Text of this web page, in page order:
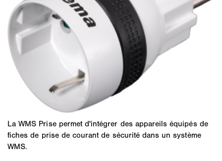
La WMS Prise permet d'intégrer des appareils équipés de
fiches de prise de courant de sécurité dans un système
WMS.